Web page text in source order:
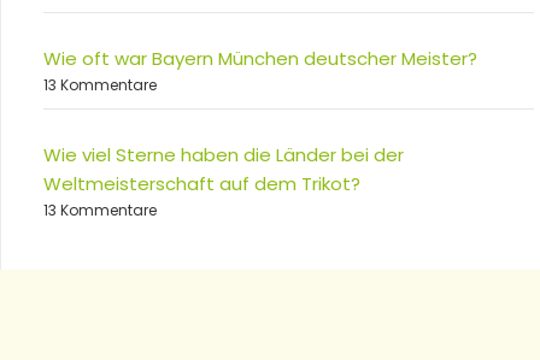
Wie oft war Bayern München deutscher Meister?
13 Kommentare
Wie viel Sterne haben die Länder bei der
Weltmeisterschaft auf dem Trikot?
13 Kommentare